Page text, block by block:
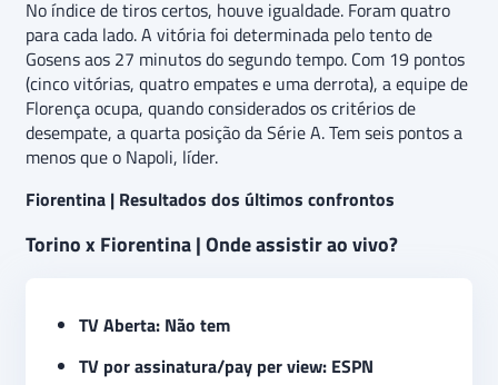
No índice de tiros certos, houve igualdade. Foram quatro
para cada lado. A vitória foi determinada pelo tento de
Gosens aos 27 minutos do segundo tempo. Com 19 pontos
(cinco vitórias, quatro empates e uma derrota), a equipe de
Florença ocupa, quando considerados os critérios de
desempate, a quarta posição da Série A. Tem seis pontos a
menos que o Napoli, líder.
Fiorentina | Resultados dos últimos confrontos
Torino x Fiorentina | Onde assistir ao vivo?
TV Aberta: Não tem
TV por assinatura/pay per view: ESPN